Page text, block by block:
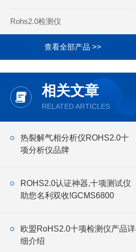
Rohs2.0检测仪
查看全部产品 >>
相关文章
RELATED ARTICLES
热裂解气相分析仪ROHS2.0十
项分析仪品牌
ROHS2.0认证神器,十项测试仪
助您名利双收!GCMS6800
欧盟RoHS2.0十项检测仪产品详
细介绍